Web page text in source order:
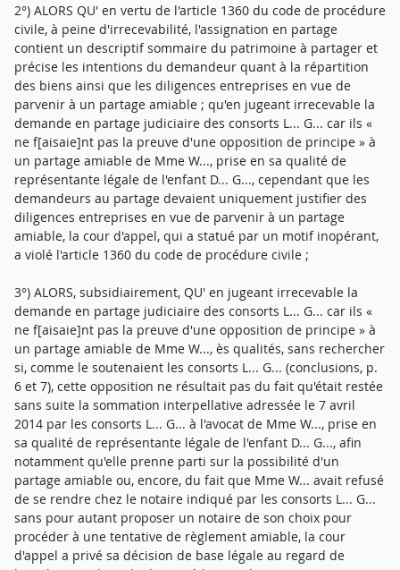
2°) ALORS QU' en vertu de l'article 1360 du code de procédure
civile, à peine d'irrecevabilité, l'assignation en partage
contient un descriptif sommaire du patrimoine à partager et
précise les intentions du demandeur quant à la répartition
des biens ainsi que les diligences entreprises en vue de
parvenir à un partage amiable ; qu'en jugeant irrecevable la
demande en partage judiciaire des consorts L... G... car ils «
ne f[aisaie]nt pas la preuve d'une opposition de principe » à
un partage amiable de Mme W..., prise en sa qualité de
représentante légale de l'enfant D... G..., cependant que les
demandeurs au partage devaient uniquement justifier des
diligences entreprises en vue de parvenir à un partage
amiable, la cour d'appel, qui a statué par un motif inopérant,
a violé l'article 1360 du code de procédure civile ;
3°) ALORS, subsidiairement, QU' en jugeant irrecevable la
demande en partage judiciaire des consorts L... G... car ils «
ne f[aisaie]nt pas la preuve d'une opposition de principe » à
un partage amiable de Mme W..., ès qualités, sans rechercher
si, comme le soutenaient les consorts L... G... (conclusions, p.
6 et 7), cette opposition ne résultait pas du fait qu'était restée
sans suite la sommation interpellative adressée le 7 avril
2014 par les consorts L... G... à l'avocat de Mme W..., prise en
sa qualité de représentante légale de l'enfant D... G..., afin
notamment qu'elle prenne parti sur la possibilité d'un
partage amiable ou, encore, du fait que Mme W... avait refusé
de se rendre chez le notaire indiqué par les consorts L... G...
sans pour autant proposer un notaire de son choix pour
procéder à une tentative de règlement amiable, la cour
d'appel a privé sa décision de base légale au regard de